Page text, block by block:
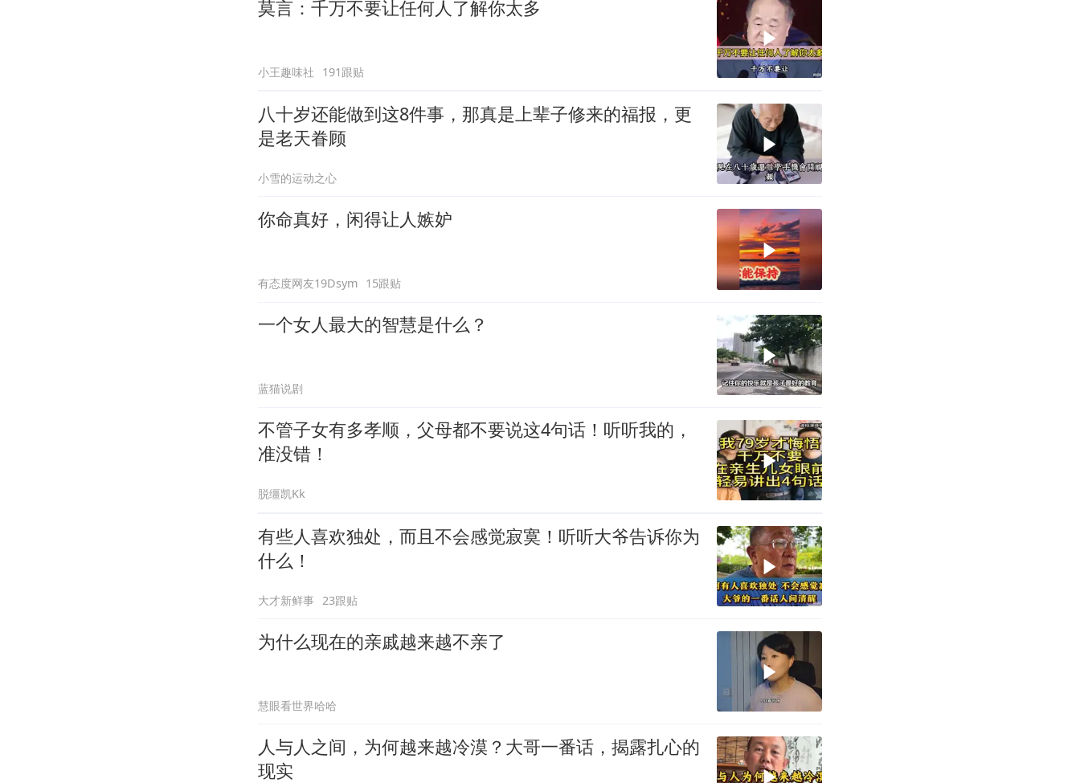
莫言：千万不要让任何人了解你太多
小王趣味社 191跟贴
八十岁还能做到这8件事，那真是上辈子修来的福报，更
是老天眷顾
小雪的运动之心
你命真好，闲得让人嫉妒
有态度网友19Dsym 15跟贴
一个女人最大的智慧是什么？
蓝猫说剧
不管子女有多孝顺，父母都不要说这4句话！听听我的，
准没错！
脱缰凯Kk
有些人喜欢独处，而且不会感觉寂寞！听听大爷告诉你为
什么！
大才新鲜事 23跟贴
为什么现在的亲戚越来越不亲了
慧眼看世界哈哈
人与人之间，为何越来越冷漠？大哥一番话，揭露扎心的
现实